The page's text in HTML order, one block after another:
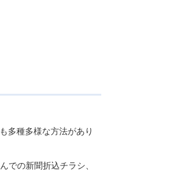
多種多様な方法があり
での新聞折込チラシ、